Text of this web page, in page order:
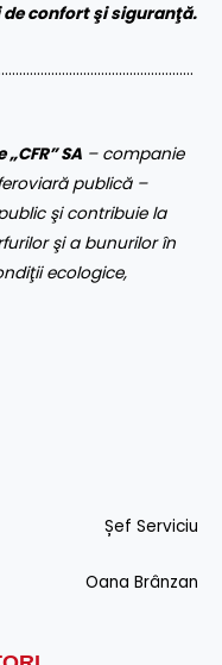
confort şi siguranţă.
SA – companie
publică –
şi contribuie la
şi a bunurilor în
ecologice,
Șef Serviciu
Oana Brânzan